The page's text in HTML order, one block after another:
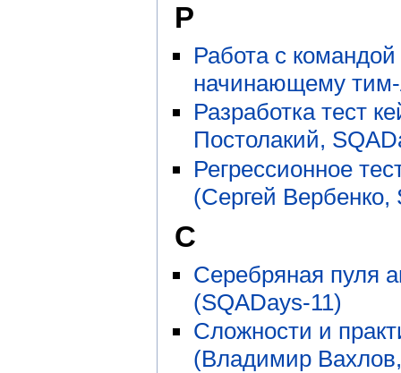
Р
Работа с
начинающему
Разработка тест
Постолакий,
Регрессионное
(Сергей Вербенко,
С
Серебряная пуля
(SQADays-11)
Сложности и
(Владимир